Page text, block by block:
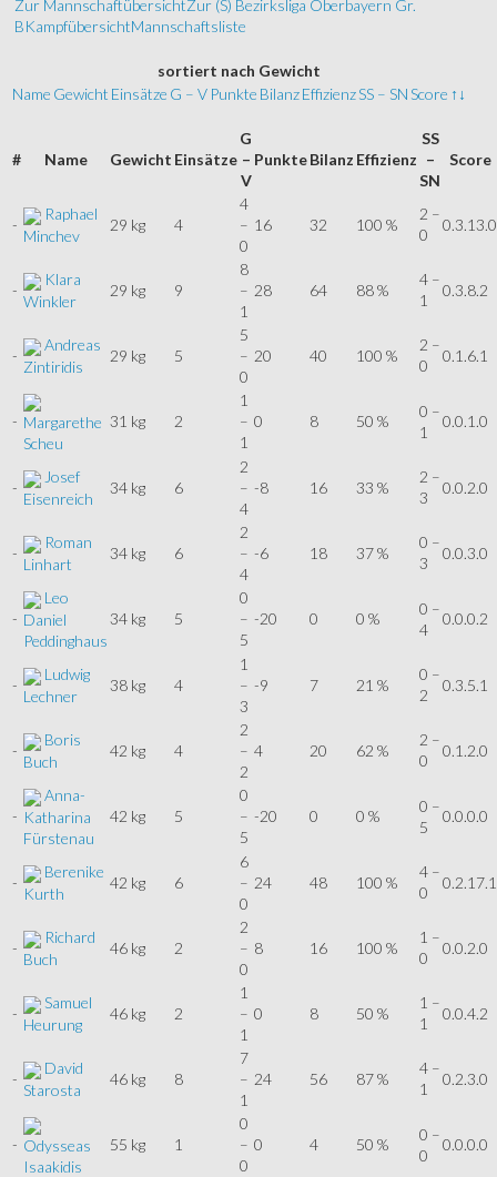
Zur MannschaftübersichtZur (S) Bezirksliga Oberbayern Gr.
BKampfübersichtMannschaftsliste
sortiert nach Gewicht
Name Gewicht Einsätze G – V Punkte BilanzEffizienzSS – SNScore ↑↓
# Name Gewicht Einsätze
G
–
V
PunkteBilanz Effizienz
SS
–
SN
Score
-
Raphael
Minchev
29 kg 4
4
–
0
16 32 100 %
2 –
0
0.3.13.0
-
Klara
Winkler
29 kg 9
8
–
1
28 64 88 %
4 –
1
0.3.8.2
-
Andreas
Zintiridis
29 kg 5
5
–
0
20 40 100 %
2 –
0
0.1.6.1
- Margarethe
Scheu
31 kg 2
1
–
1
0 8 50 %
0 –
1
0.0.1.0
-
Josef
Eisenreich
34 kg 6
2
–
4
-8 16 33 %
2 –
3
0.0.2.0
-
Roman
Linhart
34 kg 6
2
–
4
-6 18 37 %
0 –
3
0.0.3.0
-
Leo
Daniel
Peddinghaus
34 kg 5
0
–
5
-20 0 0 %
0 –
4
0.0.0.2
-
Ludwig
Lechner
38 kg 4
1
–
3
-9 7 21 %
0 –
2
0.3.5.1
-
Boris
Buch
42 kg 4
2
–
2
4 20 62 %
2 –
0
0.1.2.0
-
Anna-
Katharina
Fürstenau
42 kg 5
0
–
5
-20 0 0 %
0 –
5
0.0.0.0
-
Berenike
Kurth
42 kg 6
6
–
0
24 48 100 %
4 –
0
0.2.17.1
-
Richard
Buch
46 kg 2
2
–
0
8 16 100 %
1 –
0
0.0.2.0
-
Samuel
Heurung
46 kg 2
1
–
1
0 8 50 %
1 –
1
0.0.4.2
-
David
Starosta
46 kg 8
7
–
1
24 56 87 %
4 –
1
0.2.3.0
- Odysseas
Isaakidis
55 kg 1
0
–
0
0 4 50 %
0 –
0
0.0.0.0